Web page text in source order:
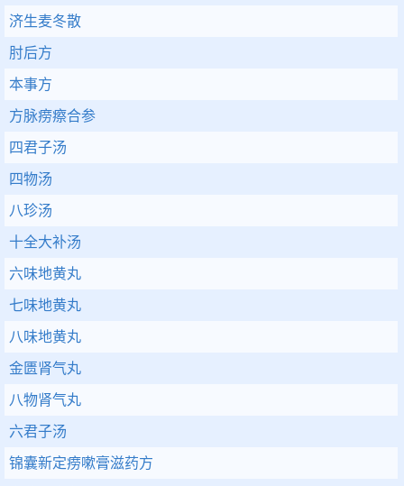
济生麦冬散
肘后方
本事方
方脉痨瘵合参
四君子汤
四物汤
八珍汤
十全大补汤
六味地黄丸
七味地黄丸
八味地黄丸
金匮肾气丸
八物肾气丸
六君子汤
锦囊新定痨嗽膏滋药方